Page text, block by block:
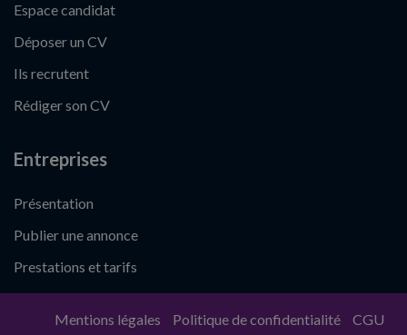
Espace candidat
Déposer un CV
Ils recrutent
Rédiger son CV
Entreprises
Présentation
Publier une annonce
Prestations et tarifs
Mentions légales Politique de confidentialité CGU